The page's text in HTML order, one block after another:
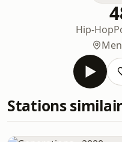
Hip-Hop
Stations